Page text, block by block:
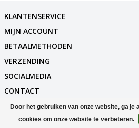
KLANTENSERVICE
MIJN ACCOUNT
BETAALMETHODEN
VERZENDING
SOCIALMEDIA
CONTACT
© Copyright 2026 Best Deals Online
Door het gebruiken van onze website, ga
cookies om onze website te verbeteren.